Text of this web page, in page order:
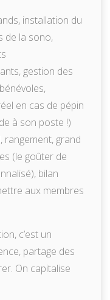
installation du
de la sono,
gestion des
en cas de pépin
à son poste !)
rangement, grand
(le goûter de
bilan
aux membres
c’est un
partage des
On capitalise